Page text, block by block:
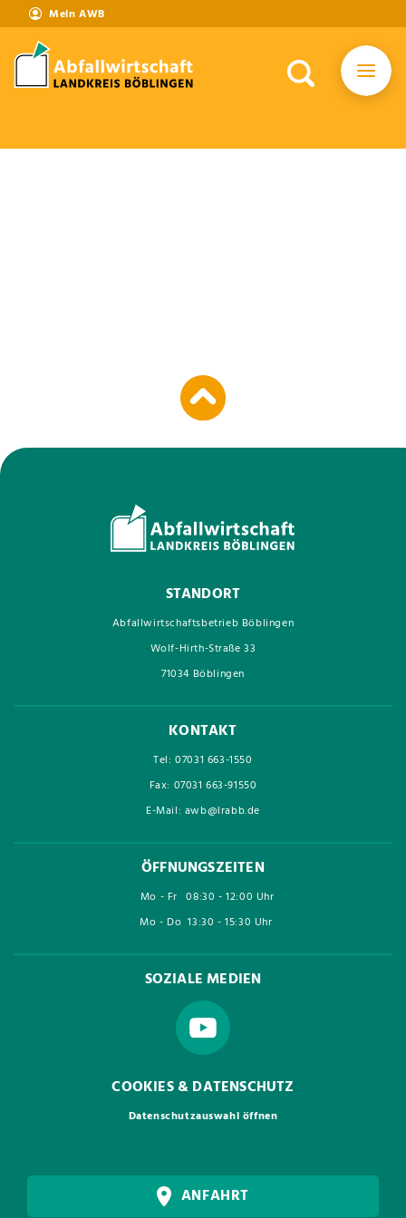
Mein AWB
STANDORT
Abfallwirtschaftsbetrieb Böblingen
Wolf-Hirth-Straße 33
71034 Böblingen
KONTAKT
Tel: 07031 663-1550
Fax: 07031 663-91550
E-Mail: awb@lrabb.de
ÖFFNUNGSZEITEN
Mo - Fr 08:30 - 12:00 Uhr
Mo - Do 13:30 - 15:30 Uhr
SOZIALE MEDIEN
COOKIES & DATENSCHUTZ
Datenschutzauswahl öffnen
ANFAHRT